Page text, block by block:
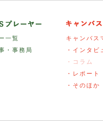
一覧
・事務局
キャンバス
・インタビ
・コラム
・レポート
・そのほか